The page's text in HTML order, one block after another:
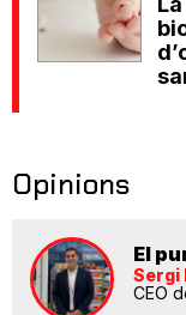
Opinions
El
Sergi
CEO